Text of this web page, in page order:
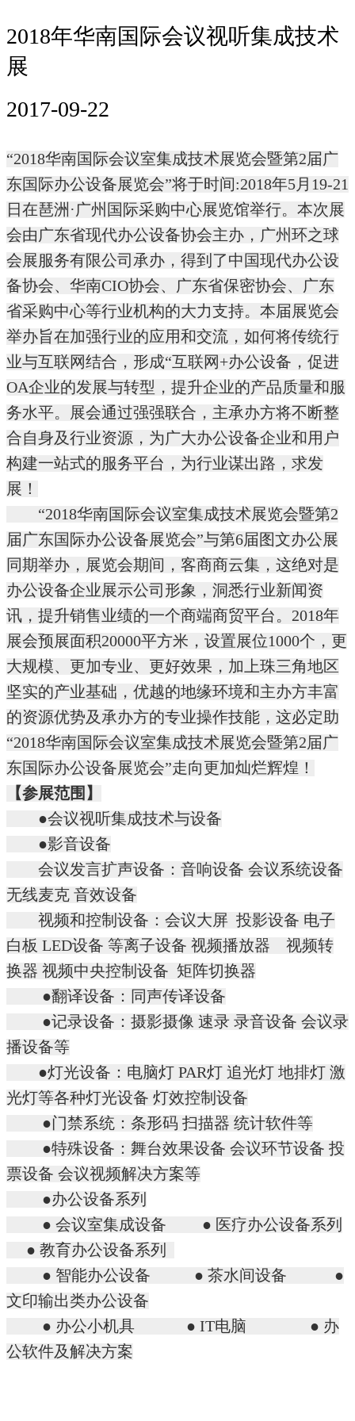
2018年华南国际会议视听集成技术
展
2017-09-22
“2018华南国际会议室集成技术展览会暨第2届广
东国际办公设备展览会”将于时间:2018年5月19-21
日在琶洲·广州国际采购中心展览馆举行。本次展
会由广东省现代办公设备协会主办，广州环之球
会展服务有限公司承办，得到了中国现代办公设
备协会、华南CIO协会、广东省保密协会、广东
省采购中心等行业机构的大力支持。本届展览会
举办旨在加强行业的应用和交流，如何将传统行
业与互联网结合，形成“互联网+办公设备，促进
OA企业的发展与转型，提升企业的产品质量和服
务水平。展会通过强强联合，主承办方将不断整
合自身及行业资源，为广大办公设备企业和用户
构建一站式的服务平台，为行业谋出路，求发
展！
“2018华南国际会议室集成技术展览会暨第2
届广东国际办公设备展览会”与第6届图文办公展
同期举办，展览会期间，客商商云集，这绝对是
办公设备企业展示公司形象，洞悉行业新闻资
讯，提升销售业绩的一个商端商贸平台。2018年
展会预展面积20000平方米，设置展位1000个，更
大规模、更加专业、更好效果，加上珠三角地区
坚实的产业基础，优越的地缘环境和主办方丰富
的资源优势及承办方的专业操作技能，这必定助
“2018华南国际会议室集成技术展览会暨第2届广
东国际办公设备展览会”走向更加灿烂辉煌！
【参展范围】
●会议视听集成技术与设备
●影音设备
会议发言扩声设备： 音响设备 会议系统设备
无线麦克 音效设备
视频和控制设备：会议大屏 投影设备 电子
白板 LED设备 等离子设备 视频播放器 视频转
换器 视频中央控制设备 矩阵切换器
●翻译设备：同声传译设备
●记录设备：摄影摄像 速录 录音设备 会议录
播设备等
●灯光设备：电脑灯 PAR灯 追光灯 地排灯 激
光灯等各种灯光设备 灯效控制设备
●门禁系统：条形码 扫描器 统计软件等
●特殊设备：舞台效果设备 会议环节设备 投
票设备 会议视频解决方案等
●办公设备系列
● 会议室集成设备 ● 医疗办公设备系列
● 教育办公设备系列
● 智能办公设备 ● 茶水间设备 ●
文印输出类办公设备
● 办公小机具 ● IT电脑 ● 办
公软件及解决方案